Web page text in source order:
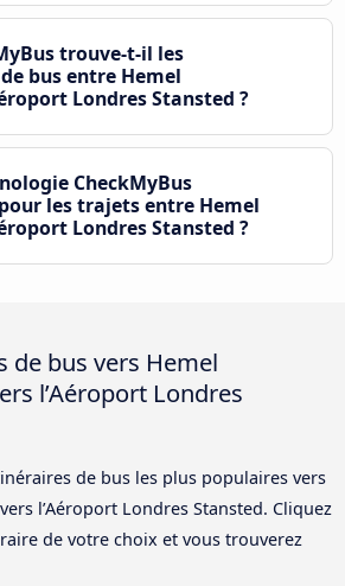
trouve-t-il les
bus entre Hemel
Londres Stansted ?
CheckMyBus
les trajets entre Hemel
Londres Stansted ?
de bus vers Hemel
l’Aéroport Londres
de bus les plus populaires vers
l’Aéroport Londres Stansted. Cliquez
de votre choix et vous trouverez